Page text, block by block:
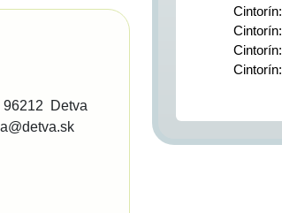
Cintorín:
Cintorín:
Cintorín:
Cintorín:
96212
Detva